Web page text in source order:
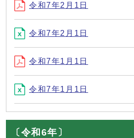
令和7年2月1日
令和7年2月1日
令和7年1月1日
令和7年1月1日
〔令和6年〕